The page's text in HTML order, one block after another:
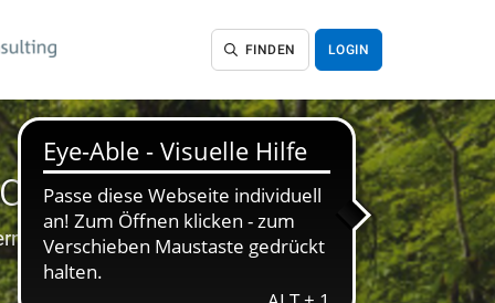
FINDEN LOGIN
Bedarf